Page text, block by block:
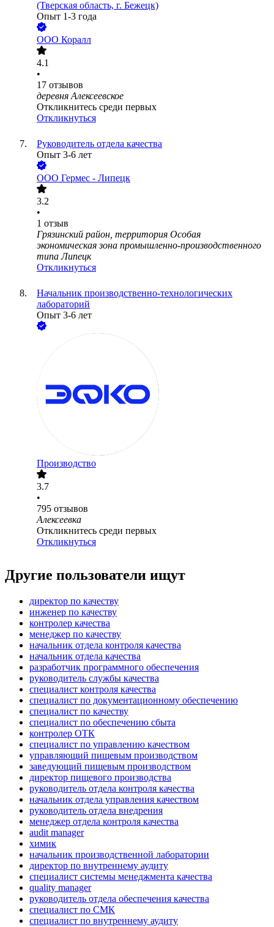
(Тверская область, г. Бежецк)
Опыт 1-3 года
ООО Коралл
4.1
•
17 отзывов
деревня Алексеевское
Откликнитесь среди первых
Откликнуться
Руководитель отдела качества
Опыт 3-6 лет
ООО Гермес - Липецк
3.2
•
1 отзыв
Грязинский район, территория Особая
экономическая зона промышленно-производственного
типа Липецк
Откликнуться
Начальник производственно-технологических
лабораторий
Опыт 3-6 лет
Производство
3.7
•
795 отзывов
Алексеевка
Откликнитесь среди первых
Откликнуться
Другие пользователи ищут
директор по качеству
инженер по качеству
контролер качества
менеджер по качеству
начальник отдела контроля качества
начальник отдела качества
разработчик программного обеспечения
руководитель службы качества
специалист контроля качества
специалист по документационному обеспечению
специалист по качеству
специалист по обеспечению сбыта
контролер ОТК
специалист по управлению качеством
управляющий пищевым производством
заведующий пищевым производством
директор пищевого производства
руководитель отдела контроля качества
начальник отдела управления качеством
руководитель отдела внедрения
менеджер отдела контроля качества
audit manager
химик
начальник производственной лаборатории
директор по внутреннему аудиту
специалист системы менеджмента качества
quality manager
руководитель отдела обеспечения качества
специалист по СМК
специалист по внутреннему аудиту